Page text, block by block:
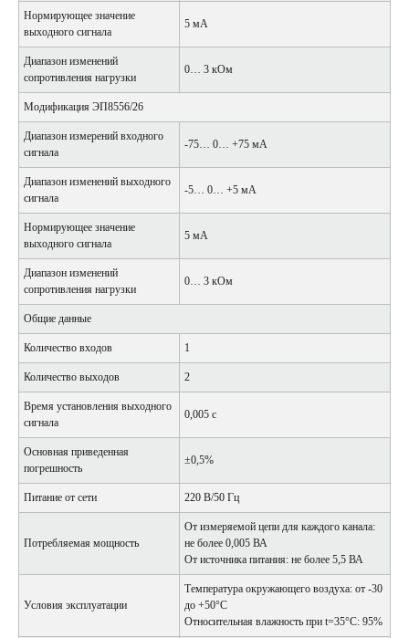
Нормирующее значение
выходного сигнала
5 мА
Диапазон изменений
сопротивления нагрузки
0… 3 кОм
Модификация ЭП8556/26
Диапазон измерений входного
сигнала
-75… 0… +75 мА
Диапазон изменений выходного
сигнала
-5… 0… +5 мА
Нормирующее значение
выходного сигнала
5 мА
Диапазон изменений
сопротивления нагрузки
0… 3 кОм
Общие данные
Количество входов 1
Количество выходов 2
Время установления выходного
сигнала
0,005 с
Основная приведенная
погрешность
±0,5%
Питание от сети 220 В/50 Гц
Потребляемая мощность
От измеряемой цепи для каждого канала:
не более 0,005 ВА
От источника питания: не более 5,5 ВА
Условия эксплуатации
Температура окружающего воздуха: от -30
до +50°С
Относительная влажность при t=35°С: 95%